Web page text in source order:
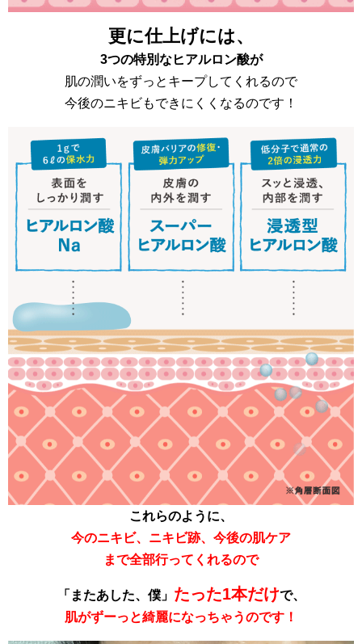
更に仕上げには、
3つの特別なヒアルロン酸が
肌の潤いをずっとキープしてくれるので
今後のニキビもできにくくなるのです！
これらのように、
今のニキビ、ニキビ跡、今後の肌ケア
まで全部行ってくれるので
「またあした、僕」 たった1本だけで、
肌がずーっと綺麗になっちゃうのです！